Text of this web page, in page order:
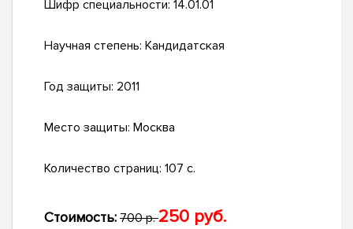
Шифр специальности: 14.01.01
Научная степень: Кандидатская
Год защиты: 2011
Место защиты: Москва
Количество страниц: 107 с.
Стоимость: 700 р.250 руб.